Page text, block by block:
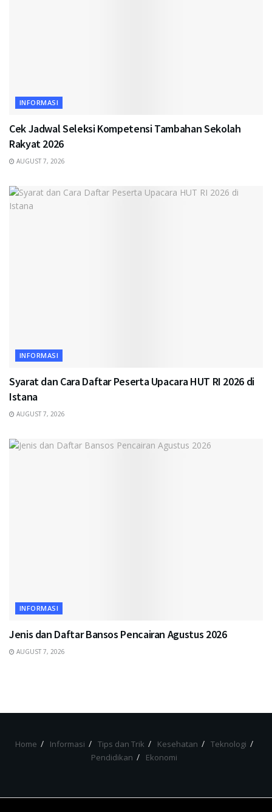
INFORMASI
Cek Jadwal Seleksi Kompetensi Tambahan Sekolah
Rakyat 2026
AUGUST 7, 2026
INFORMASI
Syarat dan Cara Daftar Peserta Upacara HUT RI 2026 di
Istana
AUGUST 7, 2026
INFORMASI
Jenis dan Daftar Bansos Pencairan Agustus 2026
AUGUST 7, 2026
Home Informasi Tips dan Trik Kesehatan
Teknologi
Pendidikan
Ekonomi